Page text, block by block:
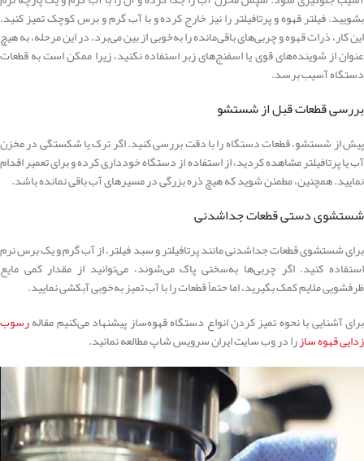
بشویید. فیلتر قهوه و پرتافیلتر را نیز خارج کرده و با آب گرم و برس کوچک تمیز کنید.
این کار، ذرات قهوه و چربی‌های باقی‌مانده را به‌خوبی از بین می‌برد. در این مرحله، به هیچ
عنوان از شوینده‌های قوی یا اسفنج‌های زبر استفاده نکنید، زیرا ممکن است به قطعات
دستگاه آسیب برسد.
بررسی قطعات قبل از شستشو
پیش از شستشو، قطعات دستگاه را با دقت بررسی کنید. اگر ترک یا شکستگی در مخزن
آب یا پرتافیلتر مشاهده کردید، از استفاده از دستگاه خودداری کرده و برای تعمیر اقدام
نمایید. همچنین، مطمئن شوید که هیچ ذره بزرگی در مسیرهای آب باقی نمانده باشد.
شستشوی دستی قطعات جداشدنی
برای شستشوی قطعات جداشدنی مانند پرتافیلتر و سبد فیلتر، از آب گرم و یک برس نرم
استفاده کنید. اگر چربی‌ها به‌سختی پاک می‌شوند، می‌توانید از مقدار کمی مایع
ظرفشویی ملایم کمک بگیرید، اما حتماً قطعات را با آب تمیز به‌خوبی آبکشی نمایید.
برای آشنایی با نحوه تمیز کردن انواع دستگاه قهوه‌ساز پیشنهاد می‌کنیم مقالهرسوب
زدایی قهوه سازرا در وب سایت ایران سرویس شاپ مطالعه نمائید.